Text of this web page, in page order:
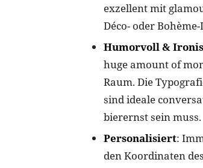
exzellent mit
Déco- oder
Humorvoll &
huge amount of
Raum. Die
sind ideale
bierernst sein muss.
Personalisiert:
den Koordinaten